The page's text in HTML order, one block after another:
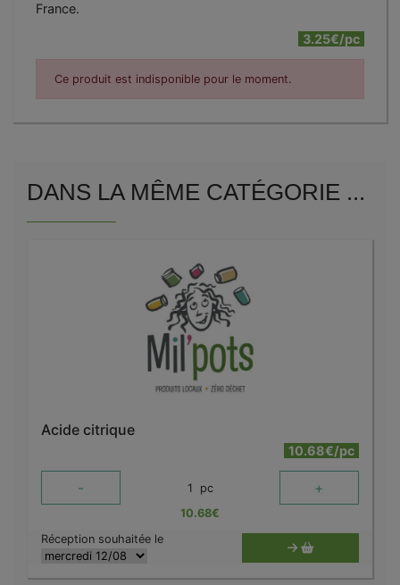
France.
3.25€/pc
Ce produit est indisponible pour le moment.
DANS LA MÊME CATÉGORIE ...
Acide citrique
10.68€/pc
- 1 pc +
10.68€
Réception souhaitée le